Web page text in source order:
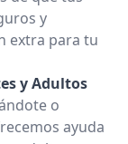
y
extra para tu
y Adultos
o
ayuda